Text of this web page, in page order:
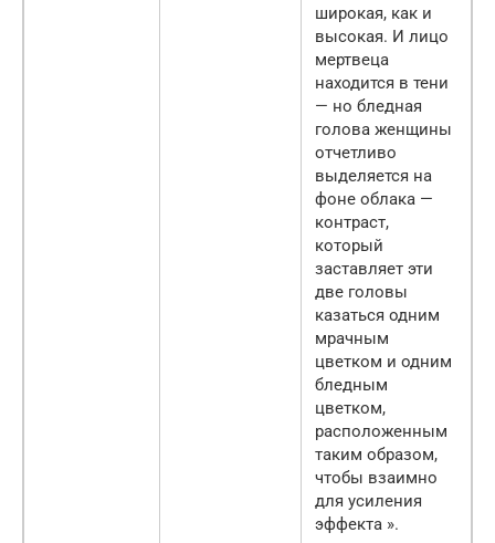
широкая, как и
высокая. И лицо
мертвеца
находится в тени
— но бледная
голова женщины
отчетливо
выделяется на
фоне облака —
контраст,
который
заставляет эти
две головы
казаться одним
мрачным
цветком и одним
бледным
цветком,
расположенным
таким образом,
чтобы взаимно
для усиления
эффекта ».